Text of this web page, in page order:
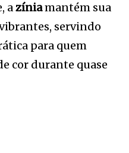
azíniamantém sua
servindo
para quem
cor durante quase